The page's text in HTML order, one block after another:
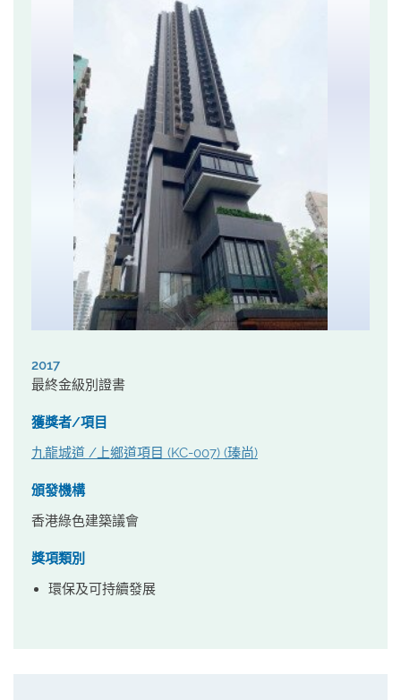
2017
最終金級別證書
獲獎者/項目
九龍城道 /上鄉道項目 (KC-007) (瑧尚)
頒發機構
香港綠色建築議會
獎項類別
環保及可持續發展